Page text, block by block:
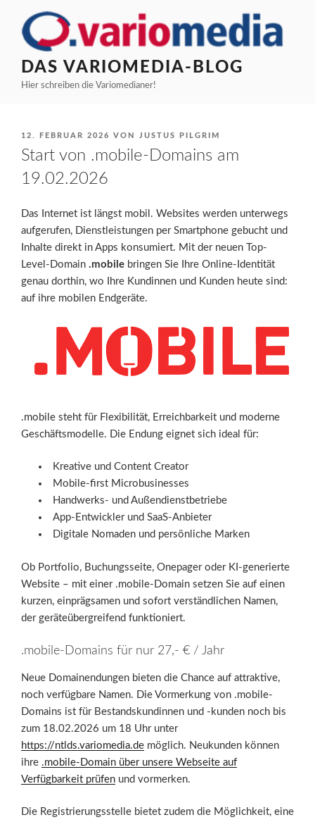
Inhalt
springen
DAS VARIOMEDIA-BLOG
Hier schreiben die Variomedianer!
VERÖFFENTLICHT
AM
12. FEBRUAR 2026 VON JUSTUS PILGRIM
Start von .mobile-Domains am
19.02.2026
Das Internet ist längst mobil. Websites werden unterwegs
aufgerufen, Dienstleistungen per Smartphone gebucht und
Inhalte direkt in Apps konsumiert. Mit der neuen Top-
Level-Domain .mobile bringen Sie Ihre Online-Identität
genau dorthin, wo Ihre Kundinnen und Kunden heute sind:
auf ihre mobilen Endgeräte.
.mobile steht für Flexibilität, Erreichbarkeit und moderne
Geschäftsmodelle. Die Endung eignet sich ideal für:
Kreative und Content Creator
Mobile-first Microbusinesses
Handwerks- und Außendienstbetriebe
App-Entwickler und SaaS-Anbieter
Digitale Nomaden und persönliche Marken
Ob Portfolio, Buchungsseite, Onepager oder KI-generierte
Website – mit einer .mobile-Domain setzen Sie auf einen
kurzen, einprägsamen und sofort verständlichen Namen,
der geräteübergreifend funktioniert.
.mobile-Domains für nur 27,- € / Jahr
Neue Domainendungen bieten die Chance auf attraktive,
noch verfügbare Namen. Die Vormerkung von .mobile-
Domains ist für Bestandskundinnen und -kunden noch bis
zum 18.02.2026 um 18 Uhr unter
https://ntlds.variomedia.de möglich. Neukunden können
ihre .mobile-Domain über unsere Webseite auf
Verfügbarkeit prüfen und vormerken.
Die Registrierungsstelle bietet zudem die Möglichkeit, eine